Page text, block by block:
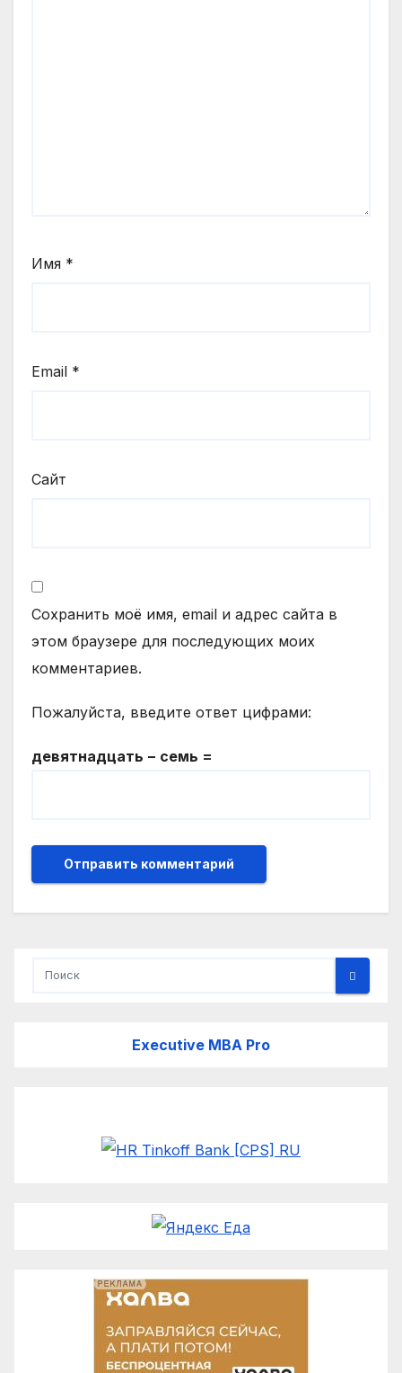
Имя *
Email *
Сайт
Сохранить моё имя, email и адрес сайта в
этом браузере для последующих моих
комментариев.
Пожалуйста, введите ответ цифрами:
девятнадцать − семь =
Executive MBA Pro